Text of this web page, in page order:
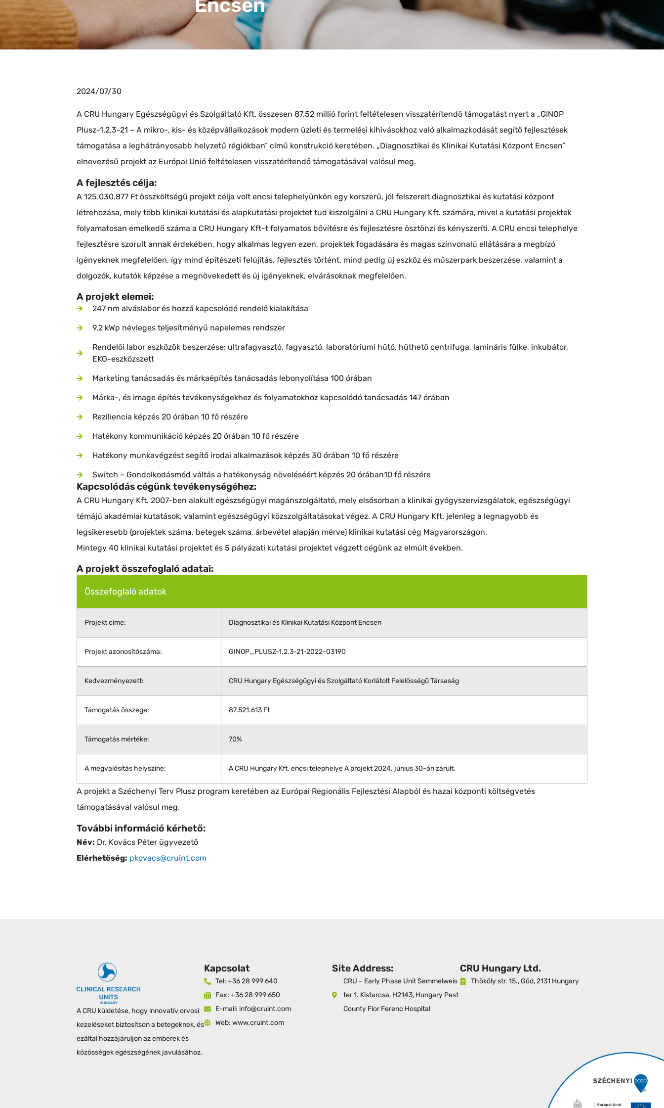
Encsen
2024/07/30
A CRU Hungary Egészségügyi és Szolgáltató Kft. összesen 87,52 millió forint feltételesen visszatérítendő támogatást nyert a „GINOP
Plusz-1.2.3-21 – A mikro-, kis- és középvállalkozások modern üzleti és termelési kihívásokhoz való alkalmazkodását segítő fejlesztések
támogatása a leghátrányosabb helyzetű régiókban” című konstrukció keretében. „Diagnosztikai és Klinikai Kutatási Központ Encsen”
elnevezésű projekt az Európai Unió feltételesen visszatérítendő támogatásával valósul meg.
A fejlesztés célja:
A 125.030.877 Ft összköltségű projekt célja volt encsi telephelyünkön egy korszerű, jól felszerelt diagnosztikai és kutatási központ
létrehozása, mely több klinikai kutatási és alapkutatási projektet tud kiszolgálni a CRU Hungary Kft. számára, mivel a kutatási projektek
folyamatosan emelkedő száma a CRU Hungary Kft-t folyamatos bővítésre és fejlesztésre ösztönzi és kényszeríti. A CRU encsi telephelye
fejlesztésre szorult annak érdekében, hogy alkalmas legyen ezen, projektek fogadására és magas színvonalú ellátására a megbízó
igényeknek megfelelően, így mind építészeti felújítás, fejlesztés történt, mind pedig új eszköz és műszerpark beszerzése, valamint a
dolgozók, kutatók képzése a megnövekedett és új igényeknek, elvárásoknak megfelelően.
A projekt elemei:
247 nm alváslabor és hozzá kapcsolódó rendelő kialakítása
9,2 kWp névleges teljesítményű napelemes rendszer
Rendelői labor eszközök beszerzése: ultrafagyasztó, fagyasztó, laboratóriumi hűtő, hűthető centrifuga, lamináris fülke, inkubátor,
EKG-eszközszett
Marketing tanácsadás és márkaépítés tanácsadás lebonyolítása 100 órában
Márka-, és image építés tevékenységekhez és folyamatokhoz kapcsolódó tanácsadás 147 órában
Reziliencia képzés 20 órában 10 fő részére
Hatékony kommunikáció képzés 20 órában 10 fő részére
Hatékony munkavégzést segítő irodai alkalmazások képzés 30 órában 10 fő részére
Switch – Gondolkodásmód váltás a hatékonyság növeléséért képzés 20 órában10 fő részére
Kapcsolódás cégünk tevékenységéhez:
A CRU Hungary Kft. 2007-ben alakult egészségügyi magánszolgáltató, mely elsősorban a klinikai gyógyszervizsgálatok, egészségügyi
témájú akadémiai kutatások, valamint egészségügyi közszolgáltatásokat végez. A CRU Hungary Kft. jelenleg a legnagyobb és
legsikeresebb (projektek száma, betegek száma, árbevétel alapján mérve) klinikai kutatási cég Magyarországon.
Mintegy 40 klinikai kutatási projektet és 5 pályázati kutatási projektet végzett cégünk az elmúlt években.
A projekt összefoglaló adatai:
Összefoglaló adatok
Projekt címe: Diagnosztikai és Klinikai Kutatási Központ Encsen
Projekt azonosítószáma: GINOP_PLUSZ-1.2.3-21-2022-03190
Kedvezményezett: CRU Hungary Egészségügyi és Szolgáltató Korlátolt Felelősségű Társaság
Támogatás összege: 87.521.613 Ft
Támogatás mértéke: 70%
A megvalósítás helyszíne: A CRU Hungary Kft. encsi telephelye A projekt 2024. június 30-án zárult.
A projekt a Széchenyi Terv Plusz program keretében az Európai Regionális Fejlesztési Alapból és hazai központi költségvetés
támogatásával valósul meg.
További információ kérhető:
Név: Dr. Kovács Péter ügyvezető
Elérhetőség: pkovacs@cruint.com
A CRU küldetése, hogy innovatív orvosi
kezeléseket biztosítson a betegeknek, és
ezáltal hozzájáruljon az emberek és
közösségek egészségének javulásához.
Kapcsolat
Tel: +36 28 999 640
Fax: +36 28 999 650
E-mail: info@cruint.com
Web: www.cruint.com
Site Address:
CRU – Early Phase Unit Semmelweis
ter 1. Kistarcsa, H2143, Hungary Pest
County Flor Ferenc Hospital
CRU Hungary Ltd.
Thököly str. 15., Göd, 2131 Hungary